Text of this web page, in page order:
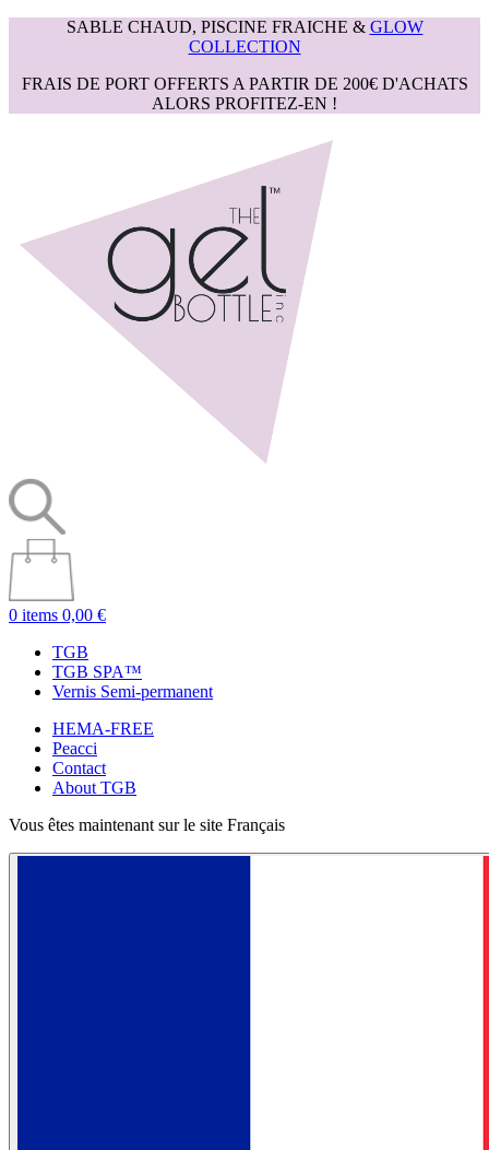
SABLE CHAUD, PISCINE FRAICHE & GLOW
COLLECTION
FRAIS DE PORT OFFERTS A PARTIR DE 200€ D'ACHATS
ALORS PROFITEZ-EN !
0 items 0,00 €
TGB
TGB SPA™
Vernis Semi-permanent
HEMA-FREE
Peacci
Contact
About TGB
Vous êtes maintenant sur le site Français